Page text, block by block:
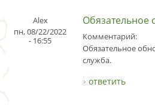
Alex
пн, 08/22/2022
- 16:55
Обязательное
Комментарий:
Обязательное
служба.
ответить